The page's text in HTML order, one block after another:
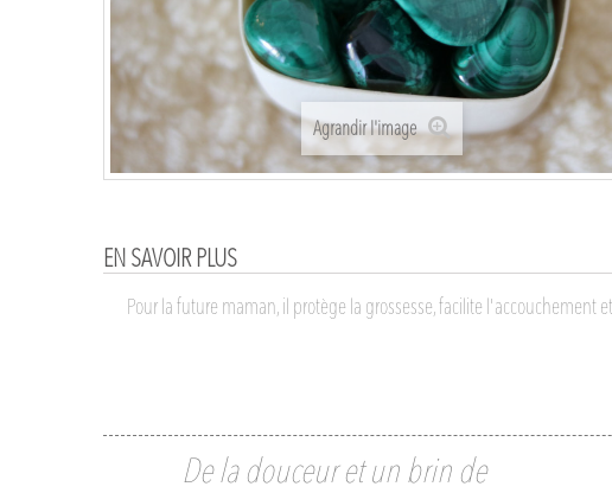
Agrandir l'image
EN SAVOIR PLUS
Pour la future maman, il protège la grossesse, facilite l'accouchement
De la douceur et un brin de